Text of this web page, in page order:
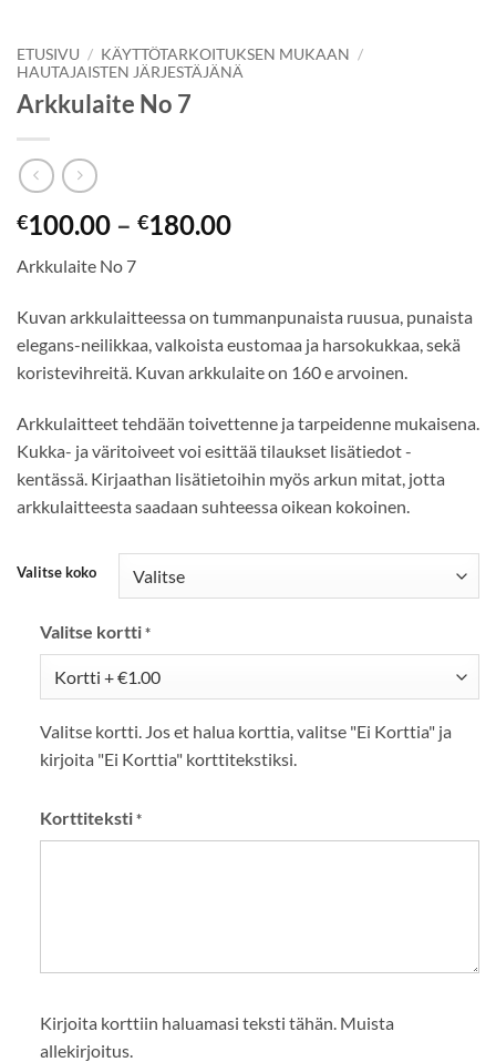
ETUSIVU / KÄYTTÖTARKOITUKSEN MUKAAN /
HAUTAJAISTEN JÄRJESTÄJÄNÄ
Arkkulaite No 7
€100.00 – €180.00
Arkkulaite No 7
Kuvan arkkulaitteessa on tummanpunaista ruusua, punaista
elegans-neilikkaa, valkoista eustomaa ja harsokukkaa, sekä
koristevihreitä. Kuvan arkkulaite on 160 e arvoinen.
Arkkulaitteet tehdään toivettenne ja tarpeidenne mukaisena.
Kukka- ja väritoiveet voi esittää tilaukset lisätiedot -
kentässä. Kirjaathan lisätietoihin myös arkun mitat, jotta
arkkulaitteesta saadaan suhteessa oikean kokoinen.
Valitse koko
Valitse kortti*
Valitse kortti. Jos et halua korttia, valitse "Ei Korttia" ja
kirjoita "Ei Korttia" korttitekstiksi.
Korttiteksti*
Kirjoita korttiin haluamasi teksti tähän. Muista
allekirjoitus.